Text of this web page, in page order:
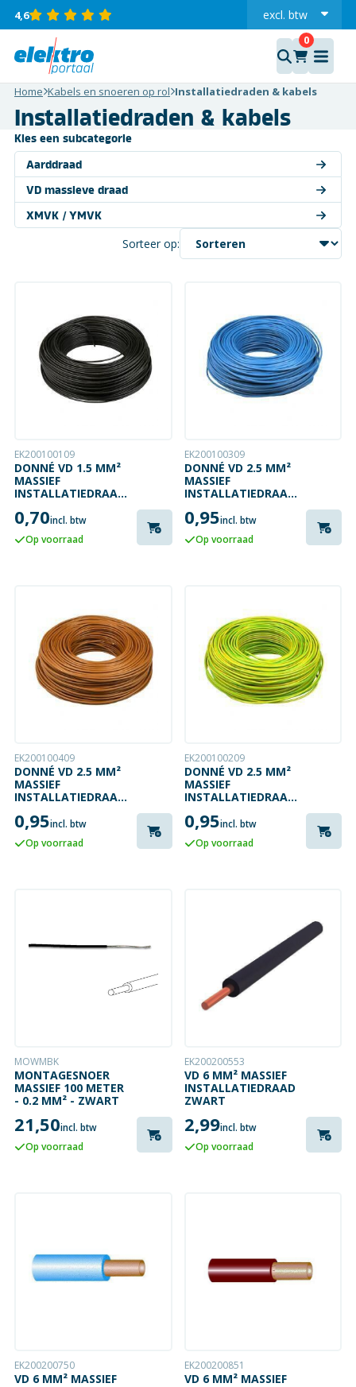
4,6 excl. btw
incl.
Home Kabels en snoeren op rol Installatiedraden & kabels
Installatiedraden & kabels
Kies een subcategorie
Aarddraad
VD massieve draad
XMVK / YMVK
Sorteer op:
EK200100109
DONNÉ VD 1.5 MM²
MASSIEF
INSTALLATIEDRAAD
0,70incl. btw
Op voorraad
EK200100309
DONNÉ VD 2.5 MM²
MASSIEF
INSTALLATIEDRAAD
0,95incl. btw
Op voorraad
EK200100409
DONNÉ VD 2.5 MM²
MASSIEF
INSTALLATIEDRAAD
0,95incl. btw
Op voorraad
EK200100209
DONNÉ VD 2.5 MM²
MASSIEF
INSTALLATIEDRAAD
0,95incl. btw
Op voorraad
MOWMBK
MONTAGESNOER
MASSIEF 100 METER
- 0.2 MM² - ZWART
21,50incl. btw
Op voorraad
EK200200553
VD 6 MM² MASSIEF
INSTALLATIEDRAAD
ZWART
2,99incl. btw
Op voorraad
EK200200750
VD 6 MM² MASSIEF
EK200200851
VD 6 MM² MASSIEF